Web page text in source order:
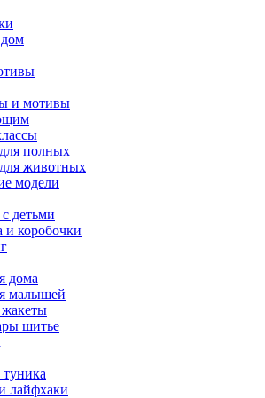
дом
и мотивы
полных
животных
модели
детьми
и коробочки
дома
малышей
шитье
лайфхаки